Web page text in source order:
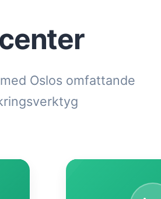
Oslos omfattande